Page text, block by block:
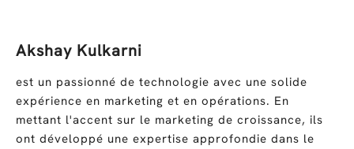
Akshay Kulkarni
est un passionné de technologie avec une solide
expérience en marketing et en opérations. En
mettant l'accent sur le marketing de croissance, ils
ont développé une expertise approfondie dans le